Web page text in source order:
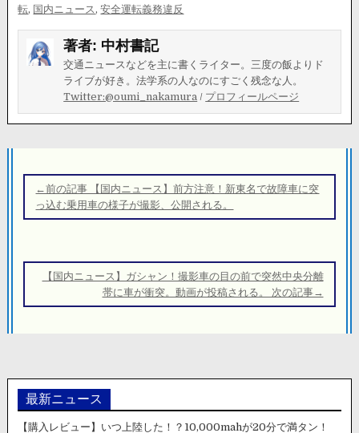
転, 国内ニュース ,安全運転義務違反
著者: 中村書記
交通ニュースなどを主に書くライター。三度の飯よりド
ライブが好き。法学系の人なのにすごく残念な人。
Twitter:@oumi_nakamura / プロフィールページ
稿
ナ
ー
←前の記事 【国内ニュース】前方注意！新東名で故障車に突
っ込む乗用車の様子が撮影、公開される。
【国内ニュース】ガシャン！撮影車の目の前で突然中央分離
帯に車が衝突。動画が投稿される。 次の記事→
最新ニュース
【購入レビュー】いつ上陸した！？10,000mahが20分で満タン！